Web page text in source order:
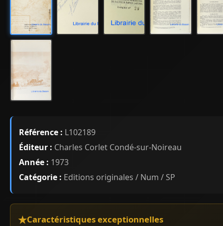
Référence : L102189
Éditeur : Charles Corlet Condé-sur-Noireau
Année : 1973
Catégorie : Editions originales / Num / SP
Caractéristiques exceptionnelles